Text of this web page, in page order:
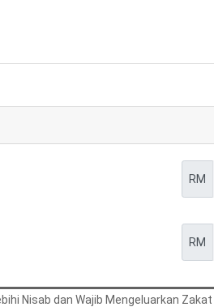
RM
RM
Nisab dan Wajib Mengeluarkan Zakat